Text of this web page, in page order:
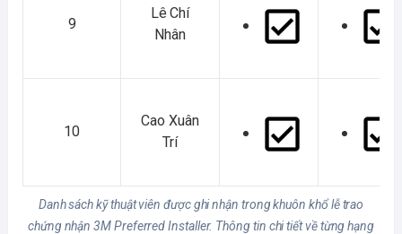
9
Lê Chí
Nhân
10
Cao Xuân
Trí
Danh sách kỹ thuật viên được ghi nhận trong khuôn khổ lễ trao
chứng nhận 3M Preferred Installer. Thông tin chi tiết về từng hạng